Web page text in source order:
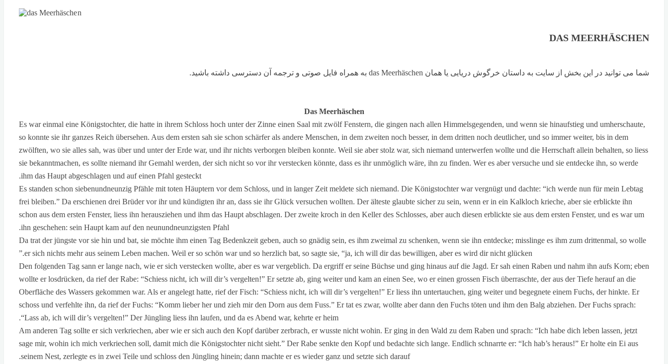
DAS MEERHÄSCHEN
شما می توانید در این بخش از سایت به داستان خرگوش دریایی یا همان das Meerhäschen به همراه فایل صوتی و ترجمه آن دسترسی داشته باشید.
Das Meerhäschen
Es war einmal eine Königstochter, die hatte in ihrem Schloss hoch unter der Zinne einen Saal mit zwölf Fenstern, die gingen nach allen Himmelsgegenden, und wenn sie hinaufstieg und umherschaute,
so konnte sie ihr ganzes Reich übersehen. Aus dem ersten sah sie schon schärfer als andere Menschen, in dem zweiten noch besser, in dem dritten noch deutlicher, und so immer weiter, bis in dem
zwölften, wo sie alles sah, was über und unter der Erde war, und ihr nichts verborgen bleiben konnte. Weil sie aber stolz war, sich niemand unterwerfen wollte und die Herrschaft allein behalten, so liess
sie bekanntmachen, es sollte niemand ihr Gemahl werden, der sich nicht so vor ihr verstecken könnte, dass es ihr unmöglich wäre, ihn zu finden. Wer es aber versuche und sie entdecke ihn, so werde
ihm das Haupt abgeschlagen und auf einen Pfahl gesteckt.
Es standen schon siebenundneunzig Pfähle mit toten Häuptern vor dem Schloss, und in langer Zeit meldete sich niemand. Die Königstochter war vergnügt und dachte: “ich werde nun für mein Lebtag
frei bleiben.” Da erschienen drei Brüder vor ihr und kündigten ihr an, dass sie ihr Glück versuchen wollten. Der älteste glaubte sicher zu sein, wenn er in ein Kalkloch krieche, aber sie erblickte ihn
schon aus dem ersten Fenster, liess ihn herausziehen und ihm das Haupt abschlagen. Der zweite kroch in den Keller des Schlosses, aber auch diesen erblickte sie aus dem ersten Fenster, und es war um
ihn geschehen: sein Haupt kam auf den neunundneunzigsten Pfahl.
Da trat der jüngste vor sie hin und bat, sie möchte ihm einen Tag Bedenkzeit geben, auch so gnädig sein, es ihm zweimal zu schenken, wenn sie ihn entdecke; misslinge es ihm zum drittenmal, so wolle
er sich nichts mehr aus seinem Leben machen. Weil er so schön war und so herzlich bat, so sagte sie, “ja, ich will dir das bewilligen, aber es wird dir nicht glücken.”
Den folgenden Tag sann er lange nach, wie er sich verstecken wollte, aber es war vergeblich. Da ergriff er seine Büchse und ging hinaus auf die Jagd. Er sah einen Raben und nahm ihn aufs Korn; eben
wollte er losdrücken, da rief der Rabe: “Schiess nicht, ich will dir’s vergelten!” Er setzte ab, ging weiter und kam an einen See, wo er einen grossen Fisch überraschte, der aus der Tiefe herauf an die
Oberfläche des Wassers gekommen war. Als er angelegt hatte, rief der Fisch: “Schiess nicht, ich will dir’s vergelten!” Er liess ihn untertauchen, ging weiter und begegnete einem Fuchs, der hinkte. Er
schoss und verfehlte ihn, da rief der Fuchs: “Komm lieber her und zieh mir den Dorn aus dem Fuss.” Er tat es zwar, wollte aber dann den Fuchs töten und ihm den Balg abziehen. Der Fuchs sprach:
“Lass ab, ich will dir’s vergelten!” Der Jüngling liess ihn laufen, und da es Abend war, kehrte er heim.
Am anderen Tag sollte er sich verkriechen, aber wie er sich auch den Kopf darüber zerbrach, er wusste nicht wohin. Er ging in den Wald zu dem Raben und sprach: “Ich habe dich leben lassen, jetzt
sage mir, wohin ich mich verkriechen soll, damit mich die Königstochter nicht sieht.” Der Rabe senkte den Kopf und bedachte sich lange. Endlich schnarrte er: “Ich hab’s heraus!” Er holte ein Ei aus
seinem Nest, zerlegte es in zwei Teile und schloss den Jüngling hinein; dann machte er es wieder ganz und setzte sich darauf.